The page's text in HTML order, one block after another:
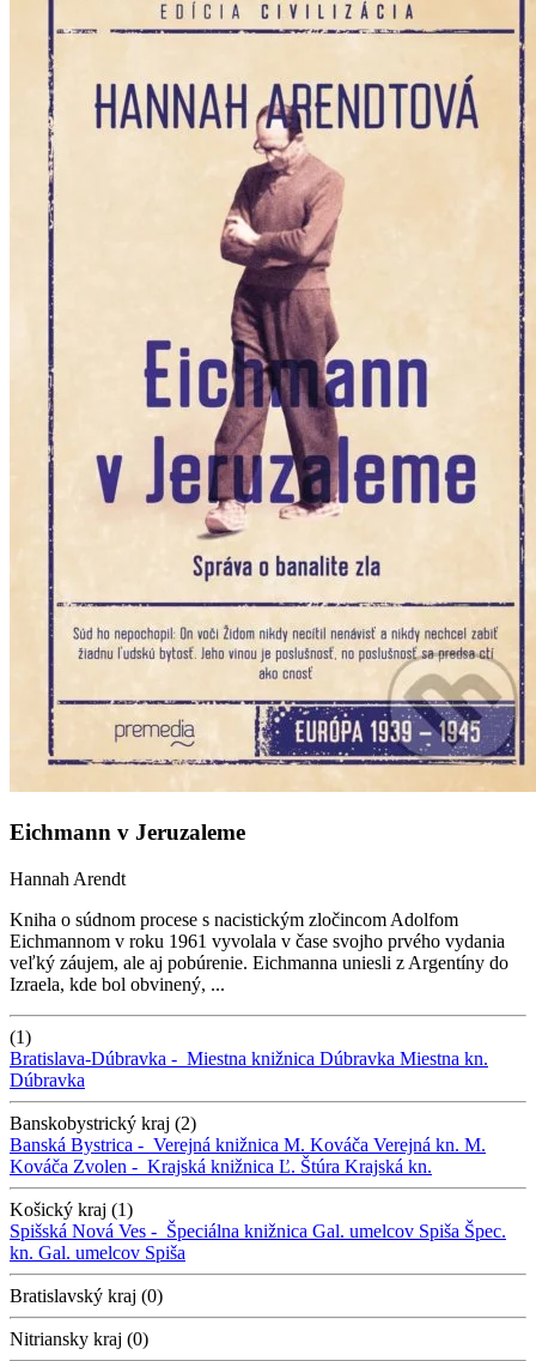
Eichmann v Jeruzaleme
Hannah Arendt
Kniha o súdnom procese s nacistickým zločincom Adolfom
Eichmannom v roku 1961 vyvolala v čase svojho prvého vydania
veľký záujem, ale aj pobúrenie. Eichmanna uniesli z Argentíny do
Izraela, kde bol obvinený, ...
(1)
Bratislava-Dúbravka - Miestna knižnica Dúbravka Miestna kn.
Dúbravka
Banskobystrický kraj (2)
Banská Bystrica - Verejná knižnica M. Kováča Verejná kn. M.
Kováča Zvolen - Krajská knižnica Ľ. Štúra Krajská kn.
Košický kraj (1)
Spišská Nová Ves - Špeciálna knižnica Gal. umelcov Spiša Špec.
kn. Gal. umelcov Spiša
Bratislavský kraj (0)
Nitriansky kraj (0)